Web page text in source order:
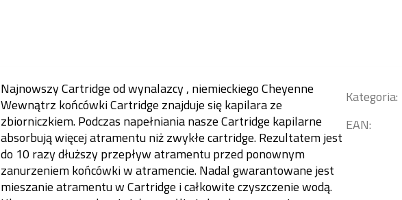
Najnowszy Cartridge od wynalazcy , niemieckiego Cheyenne
Wewnątrz końcówki Cartridge znajduje się kapilara ze
zbiorniczkiem. Podczas napełniania nasze Cartridge kapilarne
absorbują więcej atramentu niż zwykłe cartridge. Rezultatem jest
do 10 razy dłuższy przepływ atramentu przed ponownym
zanurzeniem końcówki w atramencie. Nadal gwarantowane jest
mieszanie atramentu w Cartridge i całkowite czyszczenie wodą.
Kategoria:
EAN: